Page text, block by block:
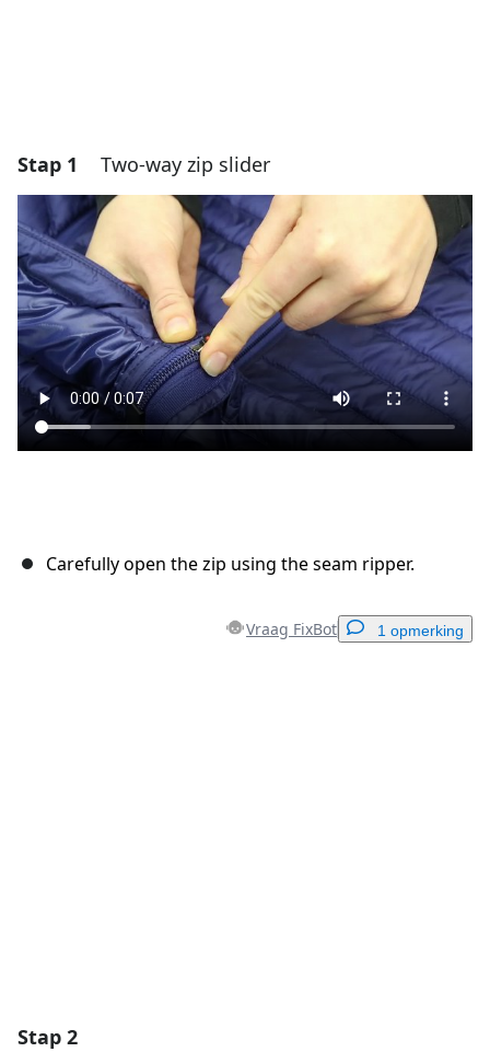
Stap 1 Two-way zip slider
Carefully open the zip using the seam ripper.
Vraag FixBot 1 opmerking
Stap 2